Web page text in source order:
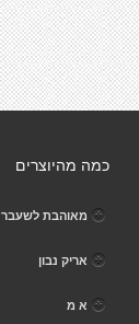
כמה מהיוצרים
מאוהבת לשעבר
אריק נבון
א מ